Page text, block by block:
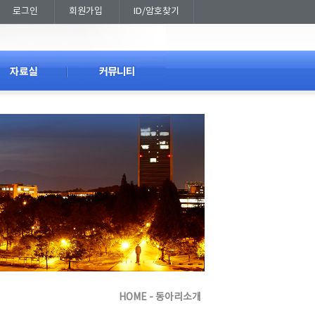
로그인 회원가입 ID/암호찾기
HOME - 동아리소개